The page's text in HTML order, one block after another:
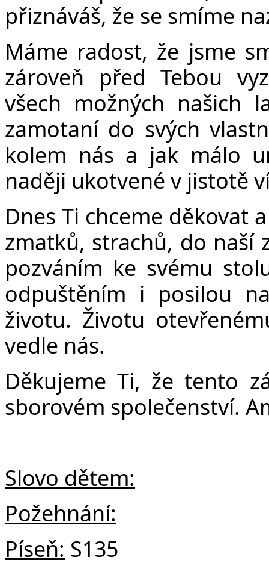
přiznáváš, že se smíme
Máme radost, že jsme
zároveň před Tebou
všech možných našich
zamotaní do svých
kolem nás a jak málo
naději ukotvené v jistotě
Dnes Ti chceme děkovat
zmatků, strachů, do naší
pozváním ke svému
odpuštěním i posilou
životu. Životu
vedle nás.
Děkujeme Ti, že tento
sborovém společenství.
Slovo dětem:
Požehnání:
Píseň: S135